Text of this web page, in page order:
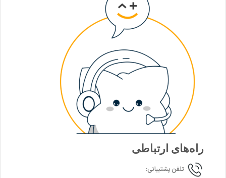
راه‌های ارتباطی
تلفن پشتیبانی: